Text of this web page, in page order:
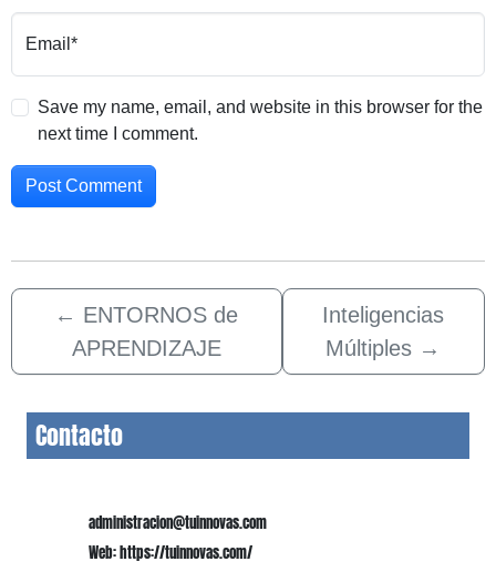
Email*
Save my name, email, and website in this browser for the
next time I comment.
← ENTORNOS de
APRENDIZAJE
Inteligencias
Múltiples →
Contacto
administracion@tuinnovas.com
Web: https://tuinnovas.com/